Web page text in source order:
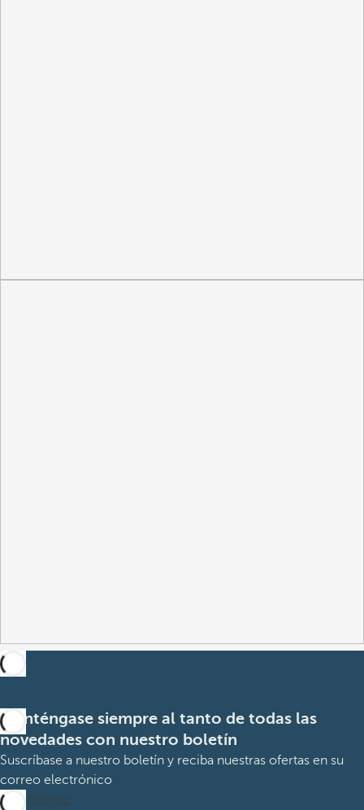
Manténgase siempre al tanto de todas las
novedades con nuestro boletín
Suscríbase a nuestro boletín y reciba nuestras ofertas en su
correo electrónico
Suscribirme